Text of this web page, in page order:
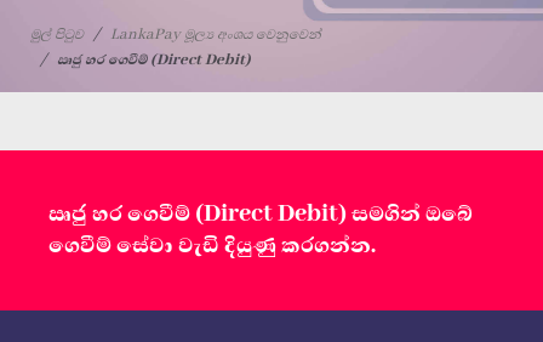
මුල් පිටුව
LankaPay මූල්‍ය අංශය වෙනුවෙන්
ඍජු හර ගෙවීම් (Direct Debit)
ඍජු හර ගෙවීම් (Direct Debit) සමගින් ඔබේ
ගෙවීම් සේවා වැඩි දියුණු කරගන්න.